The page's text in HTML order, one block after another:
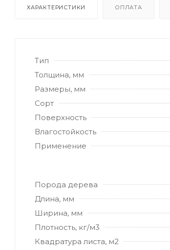
ХАРАКТЕРИСТИКИ ОПЛАТА
Тип
Толщина, мм
Размеры, мм
Сорт
Поверхность
Влагостойкость
Применение
Порода дерева
Длина, мм
Ширина, мм
Плотность, кг/м3
Квадратура листа, м2